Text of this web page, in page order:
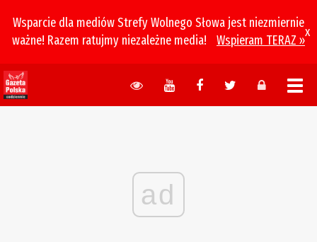
Wsparcie dla mediów Strefy Wolnego Słowa jest niezmiernie
ważne! Razem ratujmy niezależne media!
Wspieram TERAZ »
x
ad